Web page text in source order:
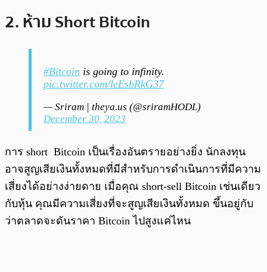
2. ห้าม Short Bitcoin
#Bitcoin is going to infinity.
pic.twitter.com/leEsbRkG37
— Sriram | theya.us (@sriramHODL)
December 30, 2023
การ short Bitcoin เป็นเรื่องอันตรายอย่างยิ่ง นักลงทุน
อาจสูญเสียเงินทั้งหมดที่มีสำหรับการดำเนินการที่มีความ
เสี่ยงได้อย่างง่ายดาย เมื่อคุณ short-sell Bitcoin เช่นเดียว
กับหุ้น คุณมีความเสี่ยงที่จะสูญเสียเงินทั้งหมด ขึ้นอยู่กับ
ว่าตลาดจะดันราคา Bitcoin ไปสูงแค่ไหน